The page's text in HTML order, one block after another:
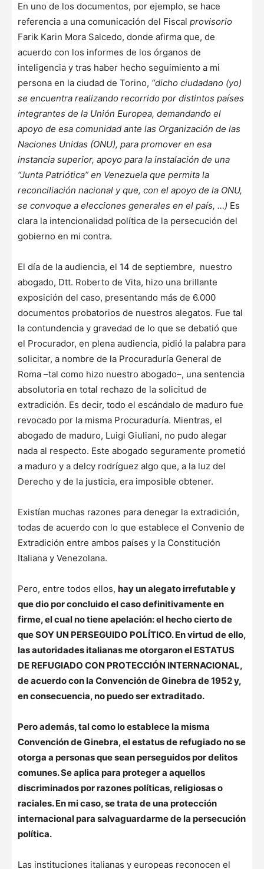
En uno de los documentos, por ejemplo, se hace
referencia a una comunicación del Fiscal provisorio
Farik Karin Mora Salcedo, donde afirma que, de
acuerdo con los informes de los órganos de
inteligencia y tras haber hecho seguimiento a mi
persona en la ciudad de Torino, “dicho ciudadano (yo)
se encuentra realizando recorrido por distintos países
integrantes de la Unión Europea, demandando el
apoyo de esa comunidad ante las Organización de las
Naciones Unidas (ONU), para promover en esa
instancia superior, apoyo para la instalación de una
“Junta Patriótica” en Venezuela que permita la
reconciliación nacional y que, con el apoyo de la ONU,
se convoque a elecciones generales en el país, …) Es
clara la intencionalidad política de la persecución del
gobierno en mi contra.
El día de la audiencia, el 14 de septiembre, nuestro
abogado, Dtt. Roberto de Vita, hizo una brillante
exposición del caso, presentando más de 6.000
documentos probatorios de nuestros alegatos. Fue tal
la contundencia y gravedad de lo que se debatió que
el Procurador, en plena audiencia, pidió la palabra para
solicitar, a nombre de la Procuraduría General de
Roma –tal como hizo nuestro abogado–, una sentencia
absolutoria en total rechazo de la solicitud de
extradición. Es decir, todo el escándalo de maduro fue
revocado por la misma Procuraduría. Mientras, el
abogado de maduro, Luigi Giuliani, no pudo alegar
nada al respecto. Este abogado seguramente prometió
a maduro y a delcy rodríguez algo que, a la luz del
Derecho y de la justicia, era imposible obtener.
Existían muchas razones para denegar la extradición,
todas de acuerdo con lo que establece el Convenio de
Extradición entre ambos países y la Constitución
Italiana y Venezolana.
Pero, entre todos ellos, hay un alegato irrefutable y
que dio por concluido el caso definitivamente en
firme, el cual no tiene apelación: el hecho cierto de
que SOY UN PERSEGUIDO POLÍTICO. En virtud de ello,
las autoridades italianas me otorgaron el ESTATUS
DE REFUGIADO CON PROTECCIÓN INTERNACIONAL,
de acuerdo con la Convención de Ginebra de 1952 y,
en consecuencia, no puedo ser extraditado.
Pero además, tal como lo establece la misma
Convención de Ginebra, el estatus de refugiado no se
otorga a personas que sean perseguidos por delitos
comunes. Se aplica para proteger a aquellos
discriminados por razones políticas, religiosas o
raciales. En mi caso, se trata de una protección
internacional para salvaguardarme de la persecución
política.
Las instituciones italianas y europeas reconocen el